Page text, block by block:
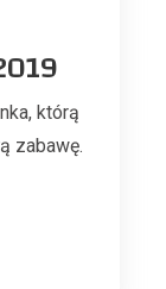
którą
zabawę.